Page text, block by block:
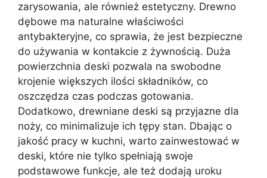
zarysowania, ale również estetyczny. Drewno
dębowe ma naturalne właściwości
antybakteryjne, co sprawia, że jest bezpieczne
do używania w kontakcie z żywnością. Duża
powierzchnia deski pozwala na swobodne
krojenie większych ilości składników, co
oszczędza czas podczas gotowania.
Dodatkowo, drewniane deski są przyjazne dla
noży, co minimalizuje ich tępy stan. Dbając o
jakość pracy w kuchni, warto zainwestować w
deski, które nie tylko spełniają swoje
podstawowe funkcje, ale też dodają uroku